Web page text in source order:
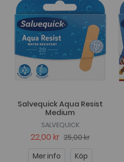
Salvequick Aqua Resist
Medium
SALVEQUICK
22,00 kr 25,00 kr
Mer info
Köp